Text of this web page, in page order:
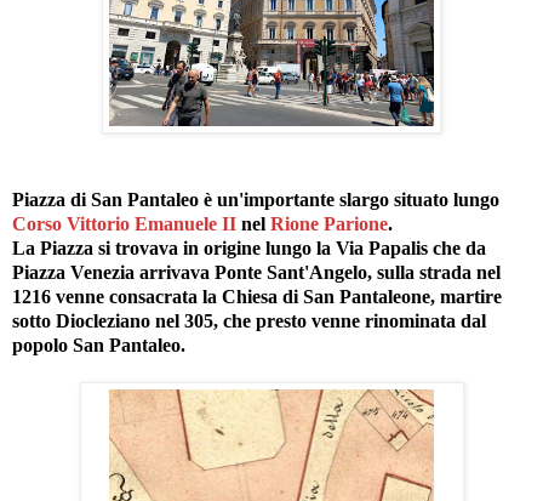
Piazza di San Pantaleo è un'importante slargo situato lungo
Corso Vittorio Emanuele II nel Rione Parione.
La Piazza si trovava in origine lungo la Via Papalis che da
Piazza Venezia arrivava Ponte Sant'Angelo, sulla strada nel
1216 venne consacrata la Chiesa di San Pantaleone, martire
sotto Diocleziano nel 305, che presto venne rinominata dal
popolo San Pantaleo.